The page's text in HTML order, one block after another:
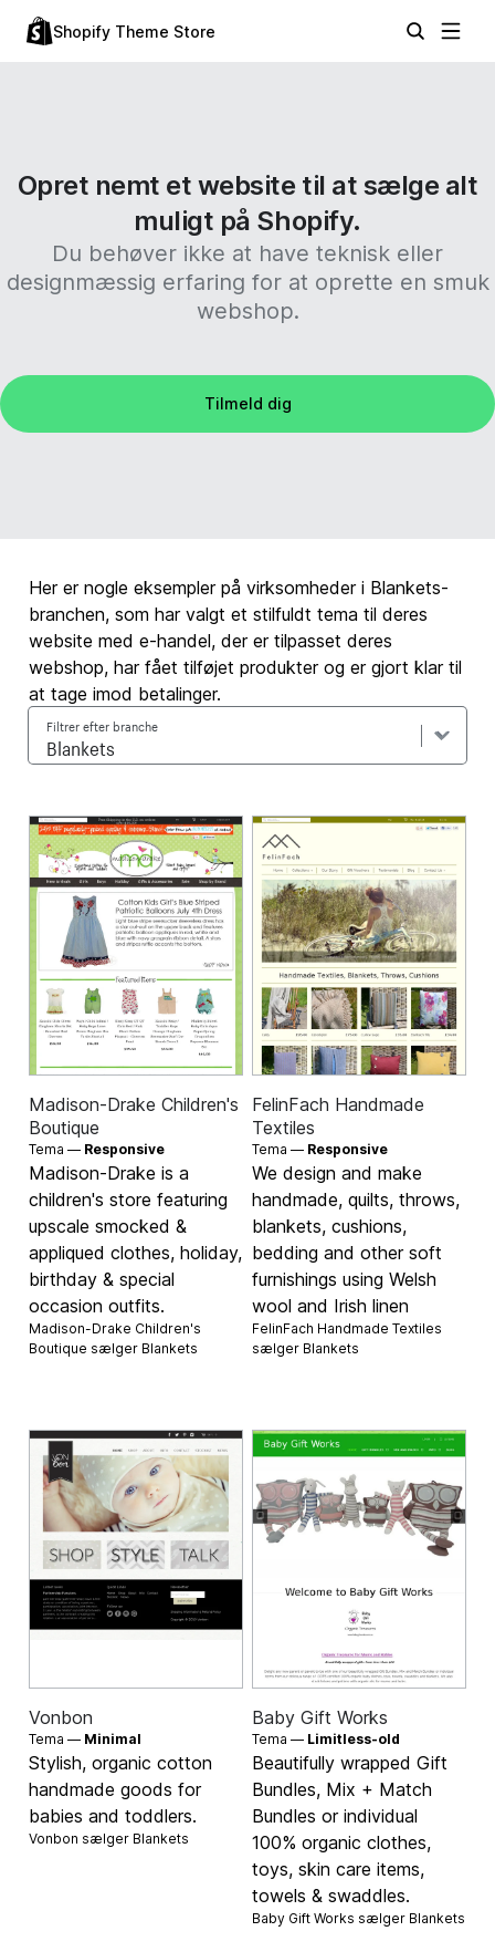
Shopify Theme Store
Opret nemt et website til at sælge alt
muligt på Shopify.
Du behøver ikke at have teknisk eller
designmæssig erfaring for at oprette en smuk
webshop.
Tilmeld dig
Her er nogle eksempler på virksomheder i Blankets-
branchen, som har valgt et stilfuldt tema til deres
website med e-handel, der er tilpasset deres
webshop, har fået tilføjet produkter og er gjort klar til
at tage imod betalinger.
Filtrer efter branche
Madison-Drake Children's
Boutique
Tema — Responsive
Madison-Drake is a
children's store featuring
upscale smocked &
appliqued clothes, holiday,
birthday & special
occasion outfits.
Madison-Drake Children's
Boutique sælger Blankets
FelinFach Handmade
Textiles
Tema — Responsive
We design and make
handmade, quilts, throws,
blankets, cushions,
bedding and other soft
furnishings using Welsh
wool and Irish linen
FelinFach Handmade Textiles
sælger Blankets
Vonbon
Tema — Minimal
Stylish, organic cotton
handmade goods for
babies and toddlers.
Vonbon sælger Blankets
Baby Gift Works
Tema — Limitless-old
Beautifully wrapped Gift
Bundles, Mix + Match
Bundles or individual
100% organic clothes,
toys, skin care items,
towels & swaddles.
Baby Gift Works sælger Blankets